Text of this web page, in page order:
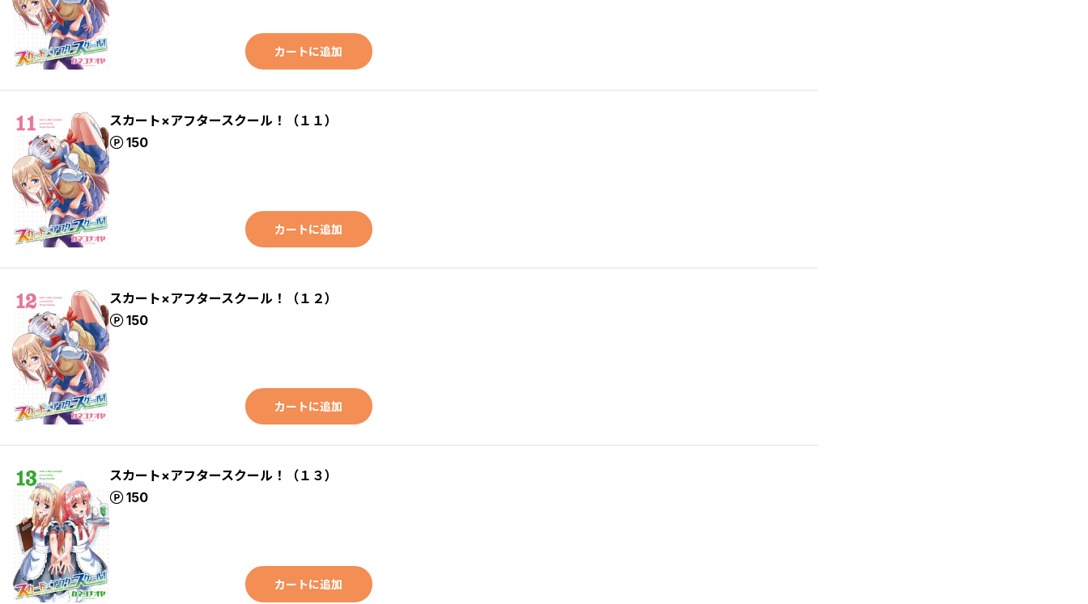
カートに追加
スカート×アフタースクール！（１１）
150
ポイント
カートに追加
スカート×アフタースクール！（１２）
150
ポイント
カートに追加
スカート×アフタースクール！（１３）
150
ポイント
カートに追加